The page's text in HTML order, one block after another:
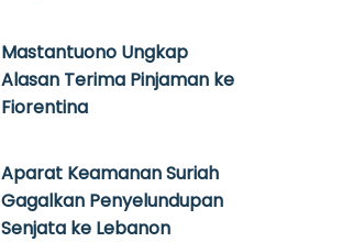
Mastantuono Ungkap
Alasan Terima Pinjaman ke
Fiorentina
Aparat Keamanan Suriah
Gagalkan Penyelundupan
Senjata ke Lebanon